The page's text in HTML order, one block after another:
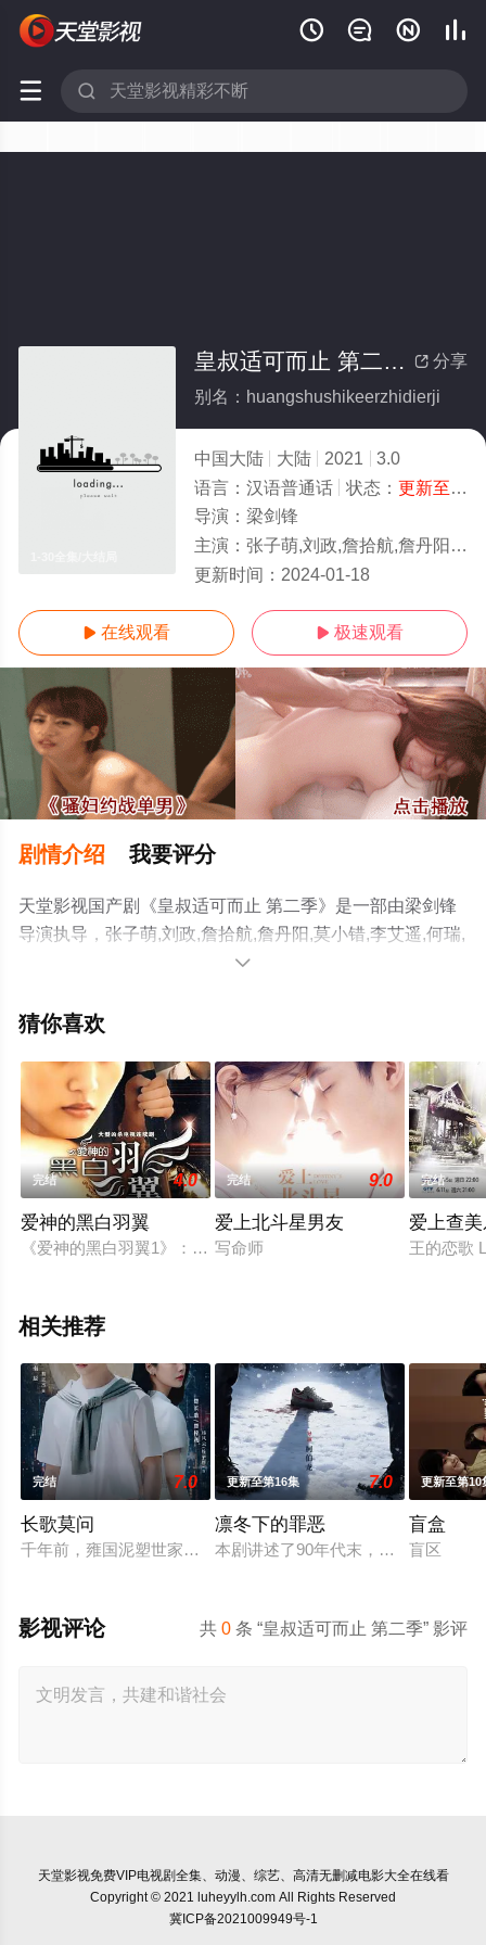
   
 
 分享
皇叔适可而止 第二季(全集)
别名：huangshushikeerzhidierji
中国大陆 大陆 2021
3.0
语言： 汉语普通话 状态： 更新至30集全
导演： 梁剑锋
主演： 张子萌,刘政,詹拾航,詹丹阳,莫小错,李艾遥,何瑞,喻思备,郑春丽,宋朝
更新时间： 2024-01-18
 在线观看  极速观看
剧情介绍 我要评分
天堂影视国产剧《皇叔适可而止 第二季》是一部由梁剑锋
导演执导，张子萌,刘政,詹拾航,詹丹阳,莫小错,李艾遥,何瑞,
喻思备,郑春丽,宋朝等明星演员精彩演绎的中国大陆电视
清未删减完整版电视剧全集就上天堂电影网，更多相关信

猜你喜欢
完结 4.0
爱神的黑白羽翼
《爱神的黑白羽翼1》：她的左手和右手，可以同时画出不同
完结 9.0
爱上北斗星男友
写命师
完结
爱上查
王的恋歌
相关推荐
完结 7.0
长歌莫问
千年前，雍国泥塑世家楚门因进贡的“十二生肖”离奇流血炸裂
更新至第16集 7.0
凛冬下的罪恶
本剧讲述了90年代末，怒河市刑侦支
更新至第10
盲盒
盲区
共0 条 “皇叔适可而止 第二季” 影评
影视评论
天堂影视免费VIP电视剧全集、动漫、综艺、高清无删减电影大全在线看
Copyright © 2021 luheyylh.com All Rights Reserved
冀ICP备2021009949号-1